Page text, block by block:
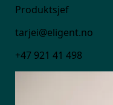
Produktsjef
tarjei@eligent.no
+47 921 41 498